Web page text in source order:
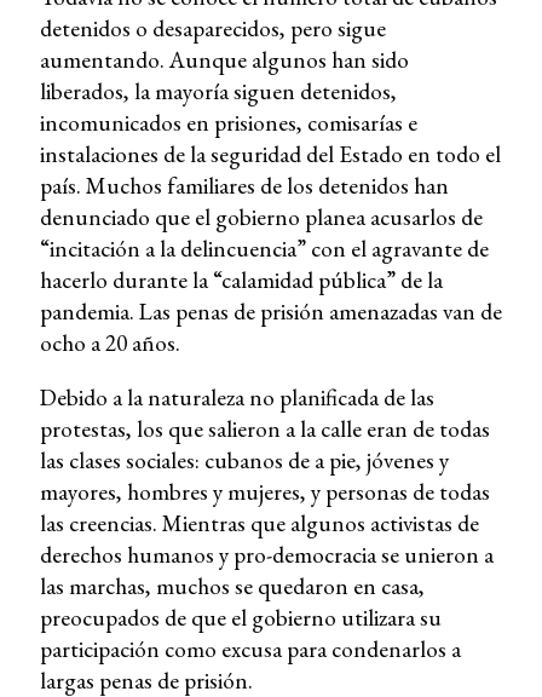
detenidos o desaparecidos, pero sigue
aumentando. Aunque algunos han sido
liberados, la mayoría siguen detenidos,
incomunicados en prisiones, comisarías e
instalaciones de la seguridad del Estado en todo el
país. Muchos familiares de los detenidos han
denunciado que el gobierno planea acusarlos de
“incitación a la delincuencia” con el agravante de
hacerlo durante la “calamidad pública” de la
pandemia. Las penas de prisión amenazadas van de
ocho a 20 años.
Debido a la naturaleza no planificada de las
protestas, los que salieron a la calle eran de todas
las clases sociales: cubanos de a pie, jóvenes y
mayores, hombres y mujeres, y personas de todas
las creencias. Mientras que algunos activistas de
derechos humanos y pro-democracia se unieron a
las marchas, muchos se quedaron en casa,
preocupados de que el gobierno utilizara su
participación como excusa para condenarlos a
largas penas de prisión.